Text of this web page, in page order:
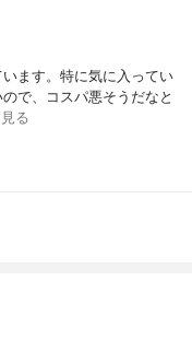
ます。特に気に入ってい
で、コスパ悪そうだなと
る